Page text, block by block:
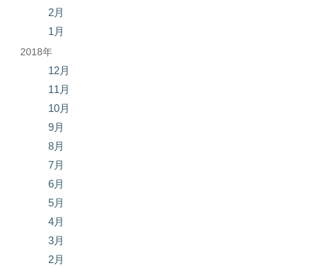
2月
1月
2018年
12月
11月
10月
9月
8月
7月
6月
5月
4月
3月
2月